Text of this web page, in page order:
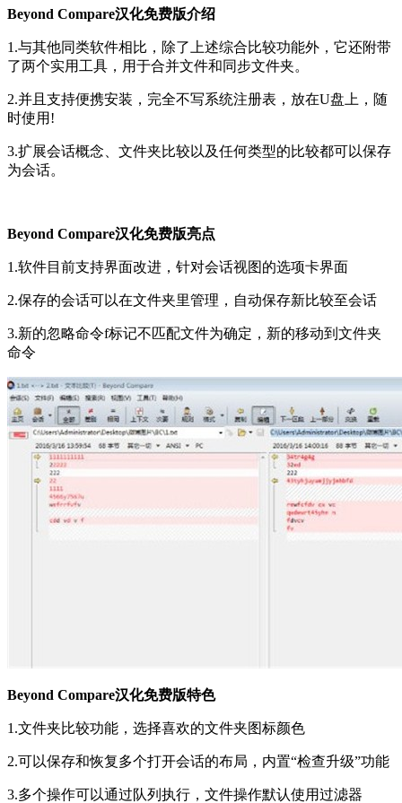
Beyond Compare汉化免费版介绍
1.与其他同类软件相比，除了上述综合比较功能外，它还附带
了两个实用工具，用于合并文件和同步文件夹。
2.并且支持便携安装，完全不写系统注册表，放在U盘上，随
时使用!
3.扩展会话概念、文件夹比较以及任何类型的比较都可以保存
为会话。
Beyond Compare汉化免费版亮点
1.软件目前支持界面改进，针对会话视图的选项卡界面
2.保存的会话可以在文件夹里管理，自动保存新比较至会话
3.新的忽略命令f标记不匹配文件为确定，新的移动到文件夹
命令
Beyond Compare汉化免费版特色
1.文件夹比较功能，选择喜欢的文件夹图标颜色
2.可以保存和恢复多个打开会话的布局，内置“检查升级”功能
3.多个操作可以通过队列执行，文件操作默认使用过滤器